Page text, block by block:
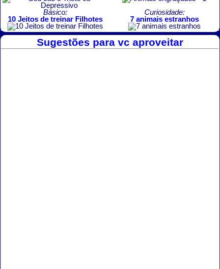
Básico:
10 Jeitos de treinar Filhotes
Curiosidade:
7 animais estranhos
Sugestões para vc aproveitar